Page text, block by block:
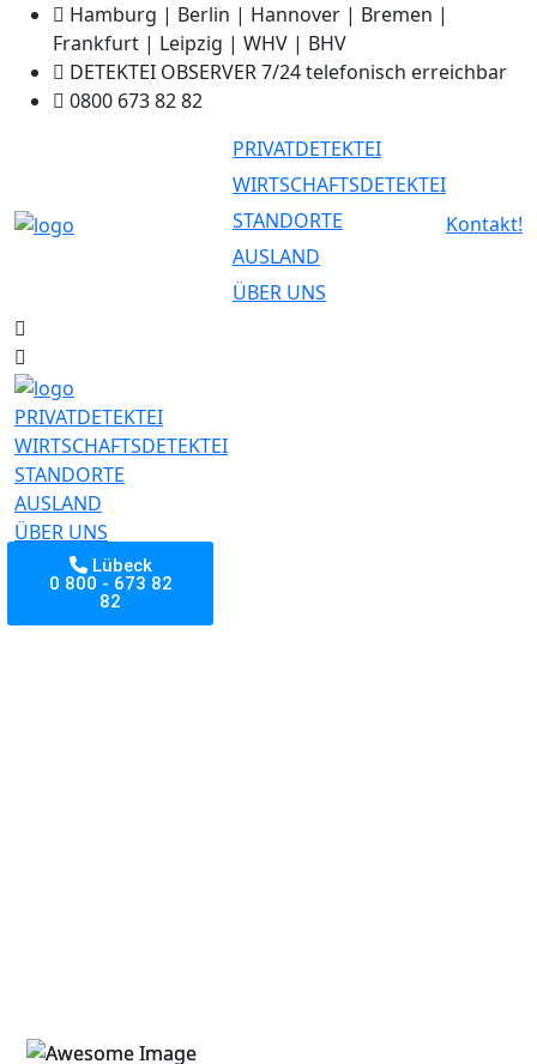
Hamburg | Berlin | Hannover | Bremen |
Frankfurt | Leipzig | WHV | BHV
DETEKTEI OBSERVER 7/24 telefonisch erreichbar
0800 673 82 82
PRIVATDETEKTEI
WIRTSCHAFTSDETEKTEI
STANDORTE
AUSLAND
ÜBER UNS
Kontakt!
PRIVATDETEKTEI
WIRTSCHAFTSDETEKTEI
STANDORTE
AUSLAND
ÜBER UNS
Lübeck
0 800 - 673 82
82